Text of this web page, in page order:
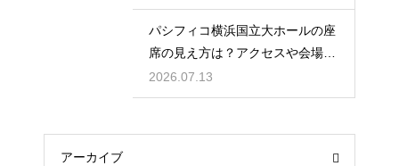
パシフィコ横浜国立大ホールの座
席の見え方は？アクセスや会場の
規模感も徹底チェック
2026.07.13
アーカイブ